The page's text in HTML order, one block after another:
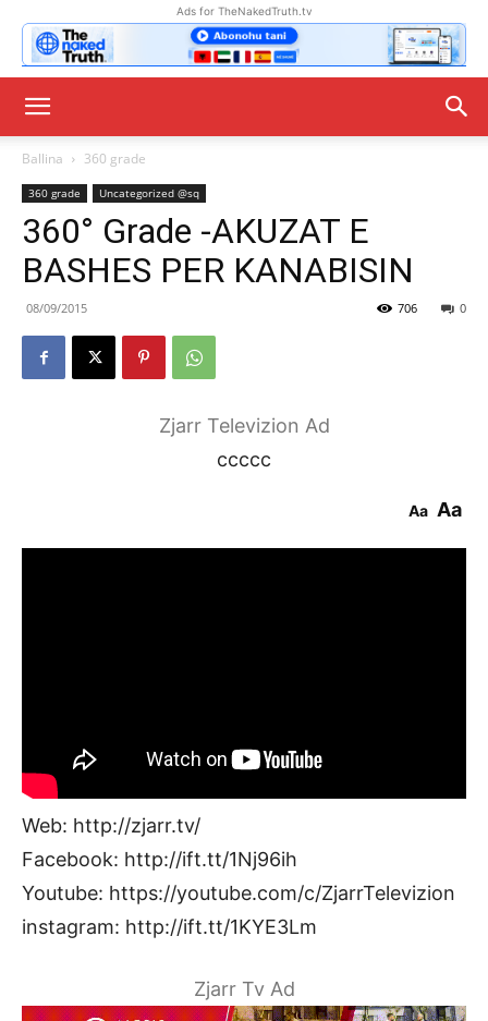
Ads for TheNakedTruth.tv
Ballina 360 grade
360 grade Uncategorized @sq
360° Grade -AKUZAT E
BASHES PER KANABISIN
08/09/2015 0
706
Zjarr Televizion Ad
ccccc
Aa Aa
Web: http://zjarr.tv/
Facebook: http://ift.tt/1Nj96ih
Youtube: https://youtube.com/c/ZjarrTelevizion
instagram: http://ift.tt/1KYE3Lm
Zjarr Tv Ad